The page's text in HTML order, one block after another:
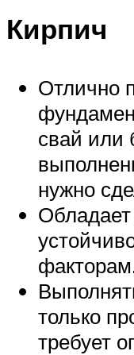
Кирпич
Отлично
свай или
нужно
только
требует